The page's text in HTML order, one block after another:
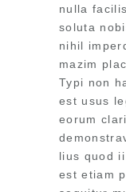
nulla
soluta
nihil
mazim
Typi non
est usus
eorum
lius quod
est etiam